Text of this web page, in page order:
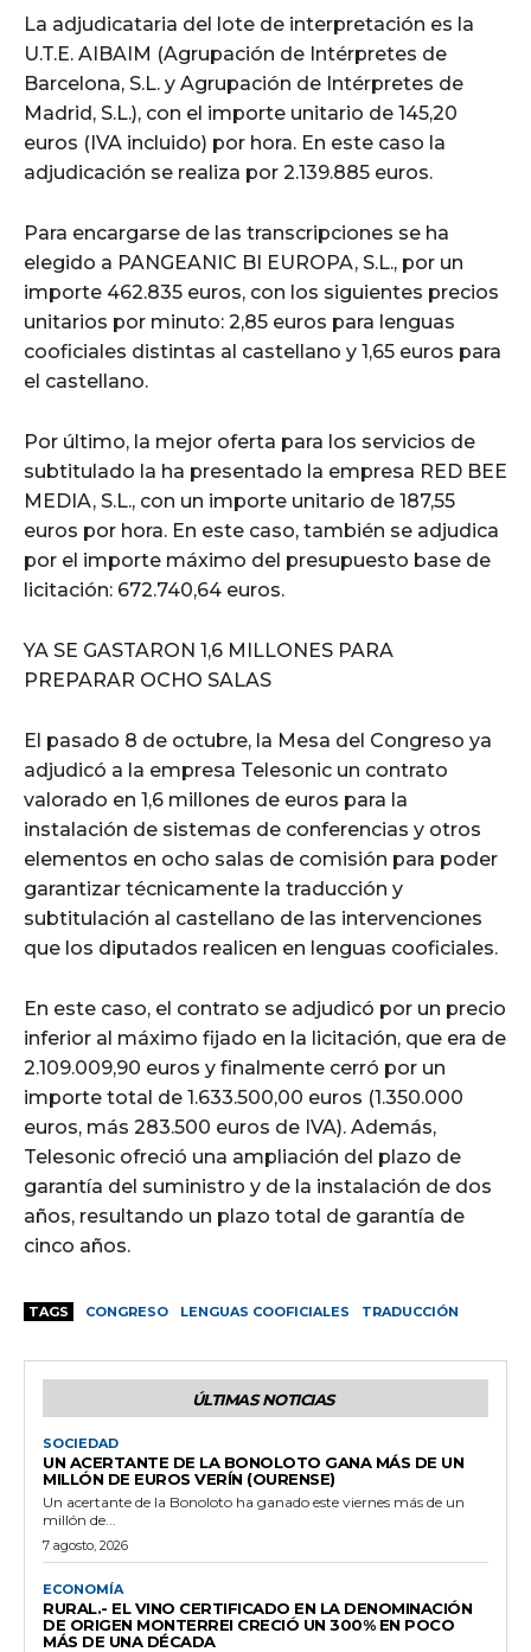
La adjudicataria del lote de interpretación es la
U.T.E. AIBAIM (Agrupación de Intérpretes de
Barcelona, S.L. y Agrupación de Intérpretes de
Madrid, S.L.), con el importe unitario de 145,20
euros (IVA incluido) por hora. En este caso la
adjudicación se realiza por 2.139.885 euros.
Para encargarse de las transcripciones se ha
elegido a PANGEANIC BI EUROPA, S.L., por un
importe 462.835 euros, con los siguientes precios
unitarios por minuto: 2,85 euros para lenguas
cooficiales distintas al castellano y 1,65 euros para
el castellano.
Por último, la mejor oferta para los servicios de
subtitulado la ha presentado la empresa RED BEE
MEDIA, S.L., con un importe unitario de 187,55
euros por hora. En este caso, también se adjudica
por el importe máximo del presupuesto base de
licitación: 672.740,64 euros.
YA SE GASTARON 1,6 MILLONES PARA
PREPARAR OCHO SALAS
El pasado 8 de octubre, la Mesa del Congreso ya
adjudicó a la empresa Telesonic un contrato
valorado en 1,6 millones de euros para la
instalación de sistemas de conferencias y otros
elementos en ocho salas de comisión para poder
garantizar técnicamente la traducción y
subtitulación al castellano de las intervenciones
que los diputados realicen en lenguas cooficiales.
En este caso, el contrato se adjudicó por un precio
inferior al máximo fijado en la licitación, que era de
2.109.009,90 euros y finalmente cerró por un
importe total de 1.633.500,00 euros (1.350.000
euros, más 283.500 euros de IVA). Además,
Telesonic ofreció una ampliación del plazo de
garantía del suministro y de la instalación de dos
años, resultando un plazo total de garantía de
cinco años.
TAGS CONGRESO LENGUAS COOFICIALES TRADUCCIÓN
ÚLTIMAS NOTICIAS
SOCIEDAD
UN ACERTANTE DE LA BONOLOTO GANA MÁS DE UN
MILLÓN DE EUROS VERÍN (OURENSE)
Un acertante de la Bonoloto ha ganado este viernes más de un
millón de...
7 agosto, 2026
ECONOMÍA
RURAL.- EL VINO CERTIFICADO EN LA DENOMINACIÓN
DE ORIGEN MONTERREI CRECIÓ UN 300% EN POCO
MÁS DE UNA DÉCADA